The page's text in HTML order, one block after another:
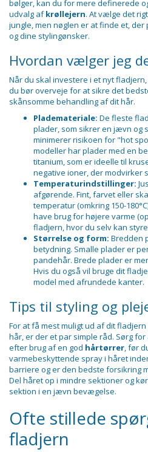
bølger, kan du for mere definerede
udvalg afkrøllejern. At vælge det
jungle, men nøglen er at finde et,
og dine stylingønsker.
Hvordan vælger jeg
Når du skal investere i et nyt
du bør overveje for at sikre det
skånsomme behandling af dit hår.
Plademateriale: De fleste
plader, som sikrer en jævn og
minimerer risikoen for "hot
modeller har plader med en
titanium, som er ideelle til
negative ioner, der modvirker
Temperaturindstillinger:
afgørende. Fint, farvet eller
temperatur (omkring 150-
have brug for højere varme
fladjern, hvor du selv kan
Størrelse og form: Bredden
betydning. Smalle plader er
pandehår. Brede plader er
Hvis du også vil bruge dit
model med afrundede kanter.
Tips til styling og
For at få mest muligt ud af dit
hår, er der et par simple råd. Sørg
efter brug af en god hårtørrer, før
varmebeskyttende spray i håret
barriere og er den bedste forsikring
Del håret op i mindre sektioner og
sektion i en jævn bevægelse.
Ofte stillede
fladjern